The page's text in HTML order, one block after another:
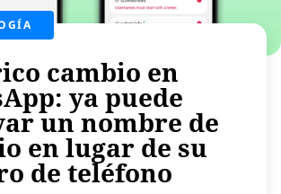
cambio en
ya puede
un nombre de
en lugar de su
de teléfono